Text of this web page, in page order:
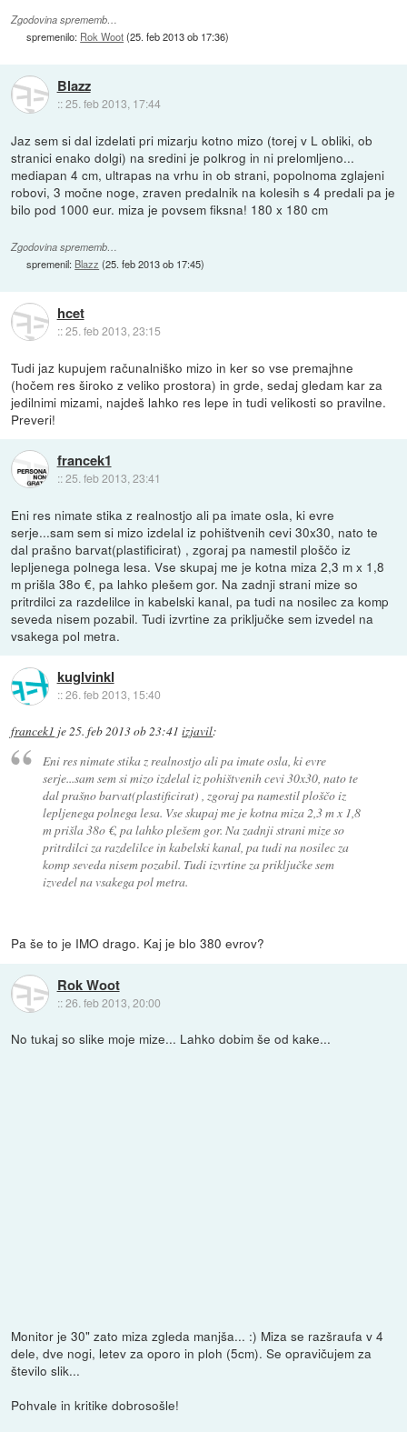
Zgodovina sprememb…
spremenilo: Rok Woot(25. feb 2013 ob 17:36)
Blazz
::25. feb 2013, 17:44
Jaz sem si dal izdelati pri mizarju kotno mizo (torej v L obliki, ob
stranici enako dolgi) na sredini je polkrog in ni prelomljeno...
mediapan 4 cm, ultrapas na vrhu in ob strani, popolnoma zglajeni
robovi, 3 močne noge, zraven predalnik na kolesih s 4 predali pa je
bilo pod 1000 eur. miza je povsem fiksna! 180 x 180 cm
Zgodovina sprememb…
spremenil: Blazz (25. feb 2013 ob 17:45)
hcet
::25. feb 2013, 23:15
Tudi jaz kupujem računalniško mizo in ker so vse premajhne
(hočem res široko z veliko prostora) in grde, sedaj gledam kar za
jedilnimi mizami, najdeš lahko res lepe in tudi velikosti so pravilne.
Preveri!
francek1
::25. feb 2013, 23:41
Eni res nimate stika z realnostjo ali pa imate osla, ki evre
serje...sam sem si mizo izdelal iz pohištvenih cevi 30x30, nato te
dal prašno barvat(plastificirat) , zgoraj pa namestil ploščo iz
lepljenega polnega lesa. Vse skupaj me je kotna miza 2,3 m x 1,8
m prišla 38o €, pa lahko plešem gor. Na zadnji strani mize so
pritrdilci za razdelilce in kabelski kanal, pa tudi na nosilec za komp
seveda nisem pozabil. Tudi izvrtine za priključke sem izvedel na
vsakega pol metra.
kuglvinkl
::26. feb 2013, 15:40
francek1 je25. feb 2013 ob 23:41 izjavil:
Eni res nimate stika z realnostjo ali pa imate osla, ki evre
serje...sam sem si mizo izdelal iz pohištvenih cevi 30x30, nato te
dal prašno barvat(plastificirat) , zgoraj pa namestil ploščo iz
lepljenega polnega lesa. Vse skupaj me je kotna miza 2,3 m x 1,8
m prišla 38o €, pa lahko plešem gor. Na zadnji strani mize so
pritrdilci za razdelilce in kabelski kanal, pa tudi na nosilec za
komp seveda nisem pozabil. Tudi izvrtine za priključke sem
izvedel na vsakega pol metra.
Pa še to je IMO drago. Kaj je blo 380 evrov?
Rok Woot
::26. feb 2013, 20:00
No tukaj so slike moje mize... Lahko dobim še od kake...
Monitor je 30" zato miza zgleda manjša... :) Miza se razšraufa v 4
dele, dve nogi, letev za oporo in ploh (5cm). Se opravičujem za
število slik...
Pohvale in kritike dobrosošle!